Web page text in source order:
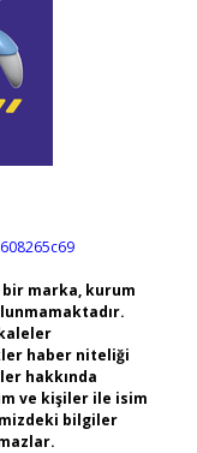
marka, kurum
haber niteliği
hakkında
ve kişiler ile isim
bilgiler